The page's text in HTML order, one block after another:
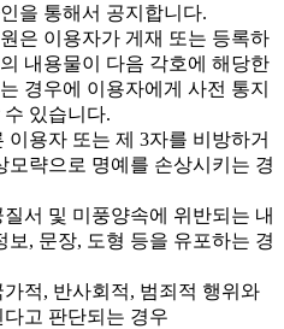
을 통해서 공지합니다.
은 이용자가 게재 또는 등록하
내용물이 다음 각호에 해당한
경우에 이용자에게 사전 통지
있습니다.
이용자 또는 제 3자를 비방하거
모략으로 명예를 손상시키는 경
질서 및 미풍양속에 위반되는 내
보, 문장, 도형 등을 유포하는 경
가적, 반사회적, 범죄적 행위와
다고 판단되는 경우